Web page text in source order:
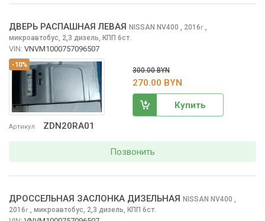
-10%
Артикул ZDN20RA01
ДВЕРЬ РАСПАШНАЯ ЛЕВАЯ NISSAN NV400 , 2016г.
микроавтобус, 2,3 дизель, КПП 6ст.
VIN: VNVM1000757096507
300.00 BYN
270.00 BYN
Купить
Позвонить
ДРОССЕЛЬНАЯ ЗАСЛОНКА ДИЗЕЛЬНАЯ NISSAN NV400
2016г. микроавтобус, 2,3 дизель, КПП 6ст.